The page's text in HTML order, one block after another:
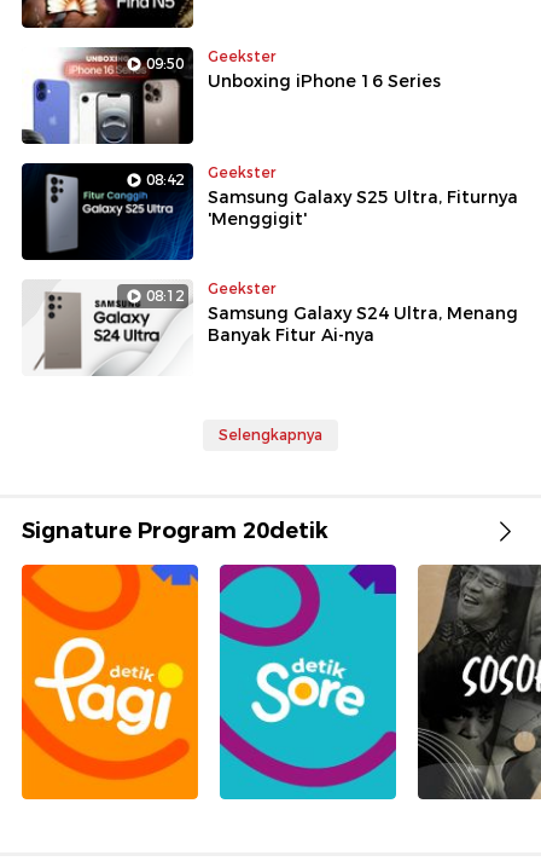
09:50 Geekster
Unboxing iPhone 16 Series
08:42 Geekster
Samsung Galaxy S25 Ultra, Fiturnya
'Menggigit'
08:12 Geekster
Samsung Galaxy S24 Ultra, Menang
Banyak Fitur Ai-nya
Selengkapnya
Signature Program 20detik